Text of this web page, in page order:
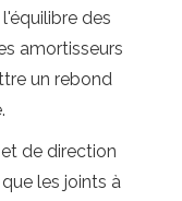
des
amortisseurs
un rebond
de direction
les joints à